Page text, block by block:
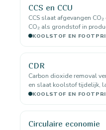
CCS en CCU
CCS slaat afgevangen
CO₂ als grondstof in
KOOLSTOF EN
CDR
Carbon dioxide removal
en slaat koolstof tijdelijk,
KOOLSTOF EN
Circulaire economie